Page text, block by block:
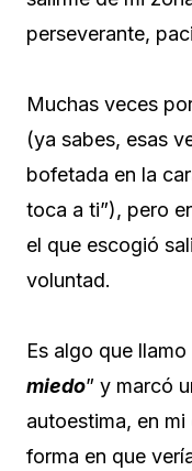
perseverante,
Muchas veces
(ya sabes, esas
bofetada en la
toca a ti”), pero
el que escogió
voluntad.
Es algo que llamo
miedo” y marcó
autoestima, en
forma en que